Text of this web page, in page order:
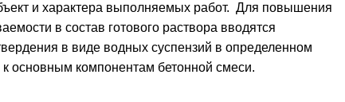
и характера выполняемых работ. Для повышения
в состав готового раствора вводятся
в виде водных суспензий в определенном
основным компонентам бетонной смеси.